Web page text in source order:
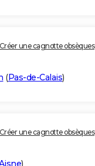
Créer une cagnotte obsèques
(Pas-de-Calais)
Créer une cagnotte obsèques
)